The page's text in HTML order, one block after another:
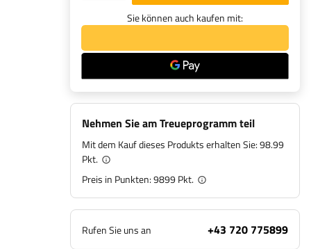
Sie können auch kaufen mit:
Nehmen Sie am Treueprogramm teil
Mit dem Kauf dieses Produkts erhalten Sie:98.99
Pkt.
Preis in Punkten:9899Pkt.
Rufen Sie uns an +43 720 775899